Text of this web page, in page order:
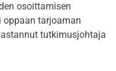
osoittamisen
oppaan tarjoaman
tutkimusjohtaja